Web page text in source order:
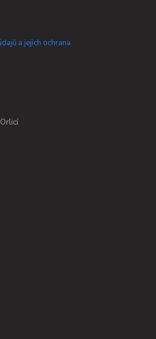
a jejich ochrana